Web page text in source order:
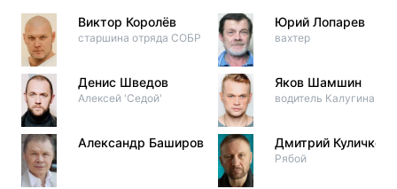
Виктор Королёв
старшина отряда СОБР
Денис Шведов
Алексей 'Седой'
Александр Баширов
Юрий Лопарев
вахтер
Яков Шамшин
водитель Калугина
Дмитрий Куличков
Рябой